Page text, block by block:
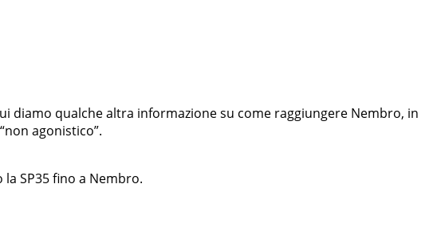
qualche altra informazione su come raggiungere Nembro, in
agonistico”.
SP35 fino a Nembro.